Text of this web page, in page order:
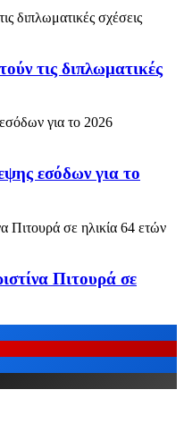
τις διπλωματικές
εσόδων για το
Πιτουρά σε